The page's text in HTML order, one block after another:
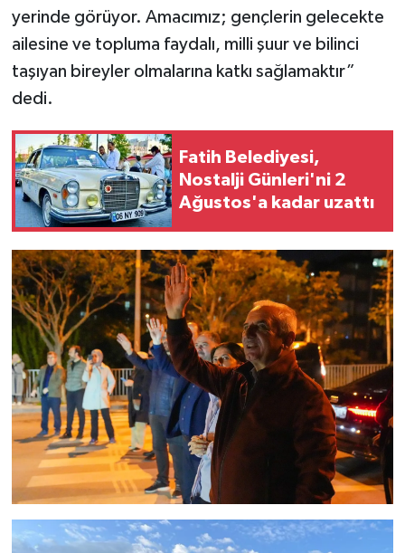
yerinde görüyor. Amacımız; gençlerin gelecekte
ailesine ve topluma faydalı, milli şuur ve bilinci
taşıyan bireyler olmalarına katkı sağlamaktır”
dedi.
Fatih Belediyesi,
Nostalji Günleri'ni 2
Ağustos'a kadar uzattı